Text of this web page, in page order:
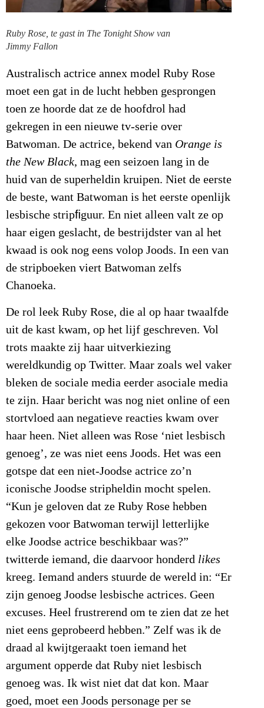
Ruby Rose, te gast in The Tonight Show van
Jimmy Fallon
Australisch actrice annex model Ruby Rose
moet een gat in de lucht hebben gesprongen
toen ze hoorde dat ze de hoofdrol had
gekregen in een nieuwe tv-serie over
Batwoman. De actrice, bekend van Orange is
the New Black, mag een seizoen lang in de
huid van de superheldin kruipen. Niet de eerste
de beste, want Batwoman is het eerste openlijk
lesbische stripﬁguur. En niet alleen valt ze op
haar eigen geslacht, de bestrijdster van al het
kwaad is ook nog eens volop Joods. In een van
de stripboeken viert Batwoman zelfs
Chanoeka.
De rol leek Ruby Rose, die al op haar twaalfde
uit de kast kwam, op het lijf geschreven. Vol
trots maakte zij haar uitverkiezing
wereldkundig op Twitter. Maar zoals wel vaker
bleken de sociale media eerder asociale media
te zijn. Haar bericht was nog niet online of een
stortvloed aan negatieve reacties kwam over
haar heen. Niet alleen was Rose ‘niet lesbisch
genoeg’, ze was niet eens Joods. Het was een
gotspe dat een niet-Joodse actrice zo’n
iconische Joodse stripheldin mocht spelen.
“Kun je geloven dat ze Ruby Rose hebben
gekozen voor Batwoman terwijl letterlijke
elke Joodse actrice beschikbaar was?”
twitterde iemand, die daarvoor honderd likes
kreeg. Iemand anders stuurde de wereld in: “Er
zijn genoeg Joodse lesbische actrices. Geen
excuses. Heel frustrerend om te zien dat ze het
niet eens geprobeerd hebben.” Zelf was ik de
draad al kwijtgeraakt toen iemand het
argument opperde dat Ruby niet lesbisch
genoeg was. Ik wist niet dat dat kon. Maar
goed, moet een Joods personage per se